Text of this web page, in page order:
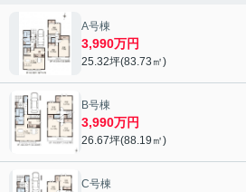
A号棟
3,990万円
25.32坪(83.73㎡)
B号棟
3,990万円
26.67坪(88.19㎡)
C号棟